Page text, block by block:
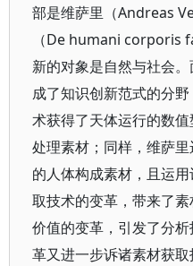
部是维萨里（Andreas
（De humani corporis
新的对象是自然与社会
成了知识创新范式的分
术获得了天体运行的数
处理素材；同样，维萨
的人体构成素材，且运
取技术的变革，带来了
价值的变革，引发了分
革又进一步诉诸素材获